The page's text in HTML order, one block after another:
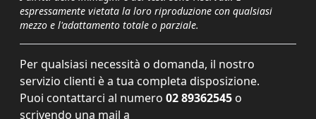
espressamente vietata la loro riproduzione con qualsiasi
mezzo e l'adattamento totale o parziale.
Per qualsiasi necessità o domanda, il nostro
servizio clienti è a tua completa disposizione.
Puoi contattarci al numero 02 89362545 o
scrivendo una mail a